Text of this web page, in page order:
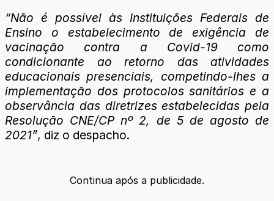
“Não é possível às Instituições Federais de
Ensino o estabelecimento de exigência de
vacinação contra a Covid-19 como
condicionante ao retorno das atividades
educacionais presenciais, competindo-lhes a
implementação dos protocolos sanitários e a
observância das diretrizes estabelecidas pela
Resolução CNE/CP nº 2, de 5 de agosto de
2021”, diz o despacho.
Continua após a publicidade.